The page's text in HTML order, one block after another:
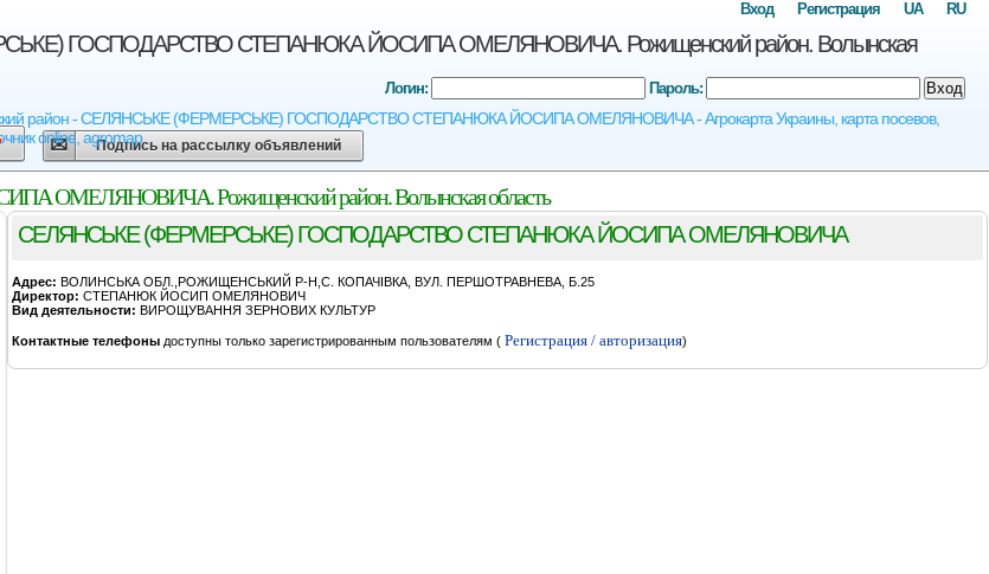
ГОСПОДАРСТВО СТЕПАНЮКА ЙОСИПА ОМЕЛЯНОВИЧА. Рожищенский район. Волынская
район - СЕЛЯНСЬКЕ (ФЕРМЕРСЬКЕ) ГОСПОДАРСТВО СТЕПАНЮКА ЙОСИПА ОМЕЛЯНОВИЧА - Агрокарта Украины, карта посевов,
online, agromap
RU
UA
Регистрация
Вход
Логин: Пароль: Вход
Подпись на рассылку объявлений
Рожищенский район. Волынская область
СЕЛЯНСЬКЕ (ФЕРМЕРСЬКЕ) ГОСПОДАРСТВО СТЕПАНЮКА ЙОСИПА ОМЕЛЯНОВИЧА
Адрес: ВОЛИНСЬКА ОБЛ.,РОЖИЩЕНСЬКИЙ Р-Н,С. КОПАЧIВКА, ВУЛ. ПЕРШОТРАВНЕВА, Б.25
Директор: СТЕПАНЮК ЙОСИП ОМЕЛЯНОВИЧ
Вид деятельности: ВИРОЩУВАННЯ ЗЕРНОВИХ КУЛЬТУР
Контактные телефоны доступны только зарегистрированным пользователям ( Регистрация / авторизация)